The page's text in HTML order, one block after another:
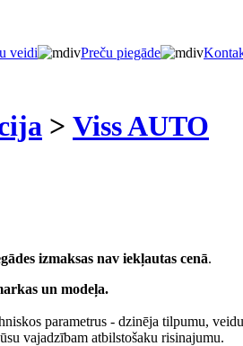
veidi Preču piegāde
> Viss AUTO
izmaksas nav iekļautas cenā.
un modeļa.
parametrus - dzinēja tilpumu,
vajadzībam atbilstošaku risinajumu.